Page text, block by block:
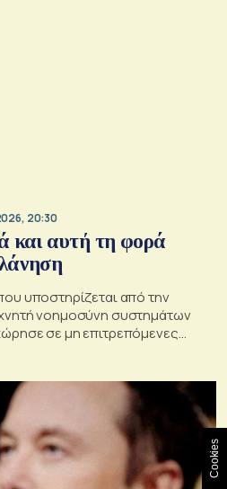
20:30
και αυτή τη φορά
υποστηρίζεται από την
νοημοσύνη συστημάτων
σε μη επιτρεπόμενες
παραπλανητικά.
Cookies